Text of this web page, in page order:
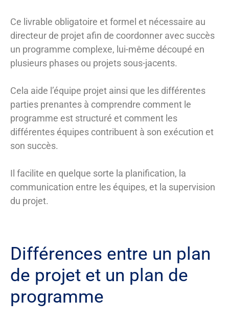
Ce livrable obligatoire et formel et nécessaire au
directeur de projet afin de coordonner avec succès
un programme complexe, lui-même découpé en
plusieurs phases ou projets sous-jacents.
Cela aide l’équipe projet ainsi que les différentes
parties prenantes à comprendre comment le
programme est structuré et comment les
différentes équipes contribuent à son exécution et
son succès.
Il facilite en quelque sorte la planification, la
communication entre les équipes, et la supervision
du projet.
Différences entre un plan
de projet et un plan de
programme